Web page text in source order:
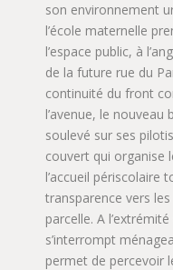
son environnement
l’école maternelle
l’espace public, à
de la future rue du
continuité du front
l’avenue, le nouveau
soulevé sur ses
couvert qui organise
l’accueil périscolaire
transparence vers
parcelle. A
s’interrompt
permet de percevoir